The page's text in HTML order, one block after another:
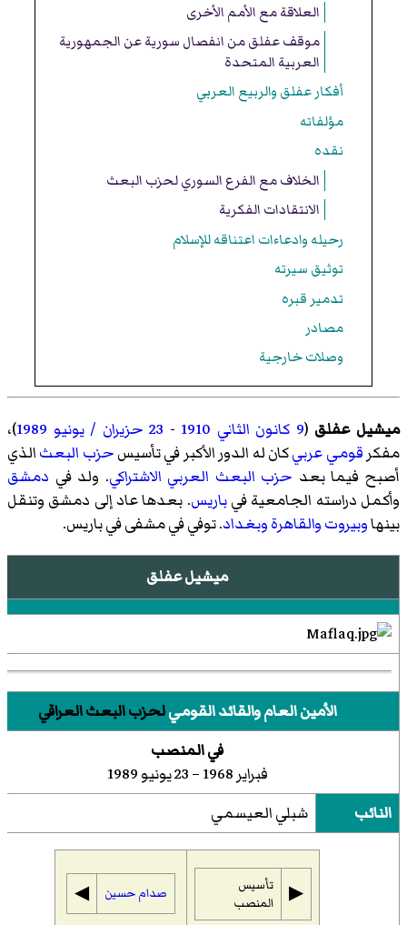
العلاقة مع الأمم الأخرى
موقف عفلق من انفصال سورية عن الجمهورية
العربية المتحدة
أفكار عفلق والربيع العربي
مؤلفاته
نقده
الخلاف مع الفرع السوري لحزب البعث
الانتقادات الفكرية
رحيله وادعاءات اعتناقه للإسلام
توثيق سيرته
تدمير قبره
مصادر
وصلات خارجية
ميشيل عفلق (9 كانون الثاني 1910
- 23 حزيران / يونيو 1989)،
مفكر قومي عربيكان له الدور الأكبر في تأسيسحزب البعثالذي
أصبح فيما بعد حزب البعث العربي الاشتراكي. ولد في دمشق
وأكمل دراسته الجامعية فيباريس. بعدها عاد إلى دمشق وتنقل
بينهاوبيروتوالقاهرةوبغداد. توفي في مشفى في باريس.
ميشيل عفلق
الأمين العام والقائد القوميلحزب البعث العراقي
في المنصب
فبراير 1968 – 23 يونيو 1989
النائب
شبلي العيسمي
▶︎
تأسيس
المنصب
صدام حسين ◀︎